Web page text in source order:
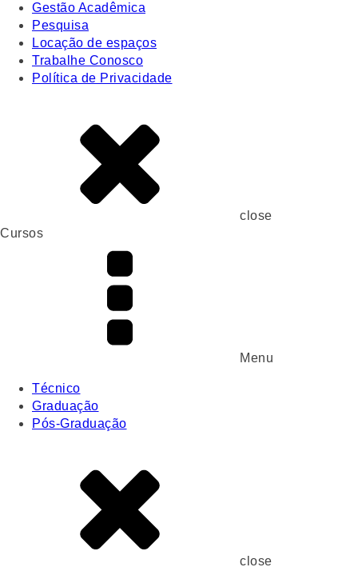
Gestão Acadêmica
Pesquisa
Locação de espaços
Trabalhe Conosco
Política de Privacidade
close
Cursos
Menu
Técnico
Graduação
Pós-Graduação
close